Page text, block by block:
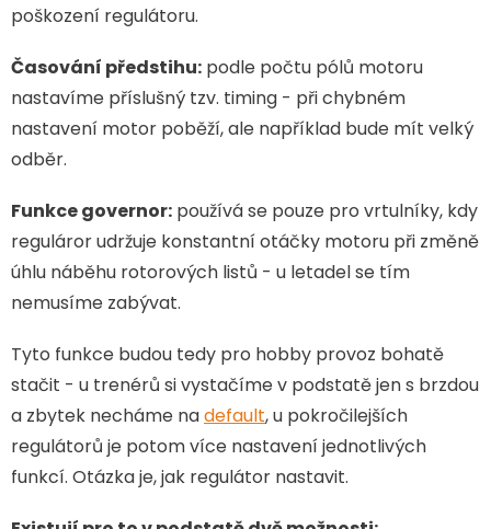
poškození regulátoru.
Časování předstihu: podle počtu pólů motoru
nastavíme příslušný tzv. timing - při chybném
nastavení motor poběží, ale například bude mít velký
odběr.
Funkce governor: používá se pouze pro vrtulníky, kdy
reguláror udržuje konstantní otáčky motoru při změně
úhlu náběhu rotorových listů - u letadel se tím
nemusíme zabývat.
Tyto funkce budou tedy pro hobby provoz bohatě
stačit - u trenérů si vystačíme v podstatě jen s brzdou
a zbytek necháme nadefault, u pokročilejších
regulátorů je potom více nastavení jednotlivých
funkcí. Otázka je, jak regulátor nastavit.